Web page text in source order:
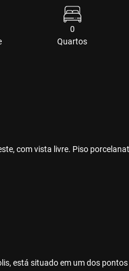
0
Quartos
com vista livre. Piso
está situado em um dos